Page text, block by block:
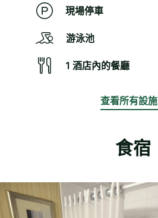
現場停車
游泳池
1 酒店內的餐廳
查看所有設施
食宿